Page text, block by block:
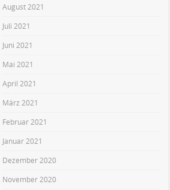
August 2021
Juli 2021
Juni 2021
Mai 2021
April 2021
März 2021
Februar 2021
Januar 2021
Dezember 2020
November 2020